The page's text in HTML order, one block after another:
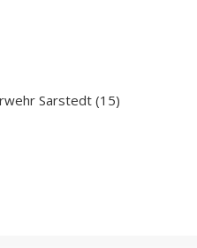
Sarstedt (15)